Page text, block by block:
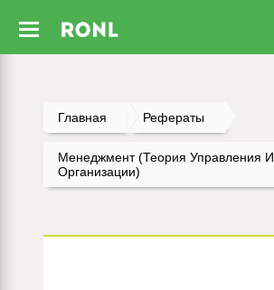
Главная Рефераты
Менеджмент (Теория Управления И
Организации)